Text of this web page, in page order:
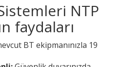
NTP
faydaları
BT ekipmanınızla 19